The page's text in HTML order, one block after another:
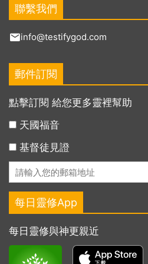
聯繫我們
info@testifygod.com
郵件訂閱
點擊訂閱 給您更多靈裡幫助
天國福音
基督徒見證
每日靈修App
每日靈修與神更親近